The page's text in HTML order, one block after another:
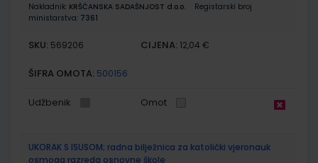
Nakladnik: KRŠĆANSKA SADAŠNJOST d.o.o.
Registarski broj
ministarstva: 7361
SKU: 569206 CIJENA: 12,04 €
ŠIFRA OMOTA: 500156
Udžbenik Omot
UKORAK S ISUSOM; radna bilježnica za katolički vjeronauk
osmoga razreda osnovne škole